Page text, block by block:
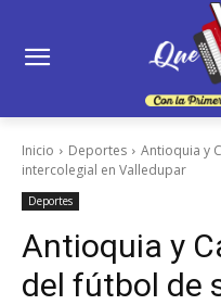
Inicio Deportes
Antioquia y
intercolegial en Valledupar
Deportes
Antioquia y
del fútbol de